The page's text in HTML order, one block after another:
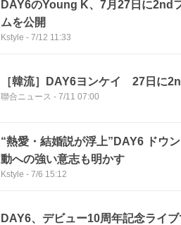
DAY6のYoung K、7月27日に2nd
ムを公開
Kstyle - 7/12 11:33
［韓流］DAY6ヨンケイ 27日に
聯合ニュース - 7/11 07:00
“熱愛・結婚説が浮上”DAY6 ドウ
動への強い意志も明かす
Kstyle - 7/6 15:12
DAY6、デビュー10周年記念ライ